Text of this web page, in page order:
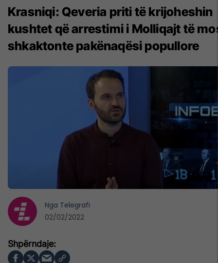
Krasniqi: Qeveria priti të krijoheshin
kushtet që arrestimi i Molliqajt të
shkaktonte pakënaqësi popullore
Nga Telegrafi
02/02/2022